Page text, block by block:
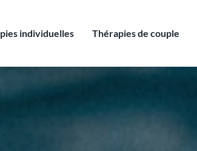
individuelles Thérapies de couple